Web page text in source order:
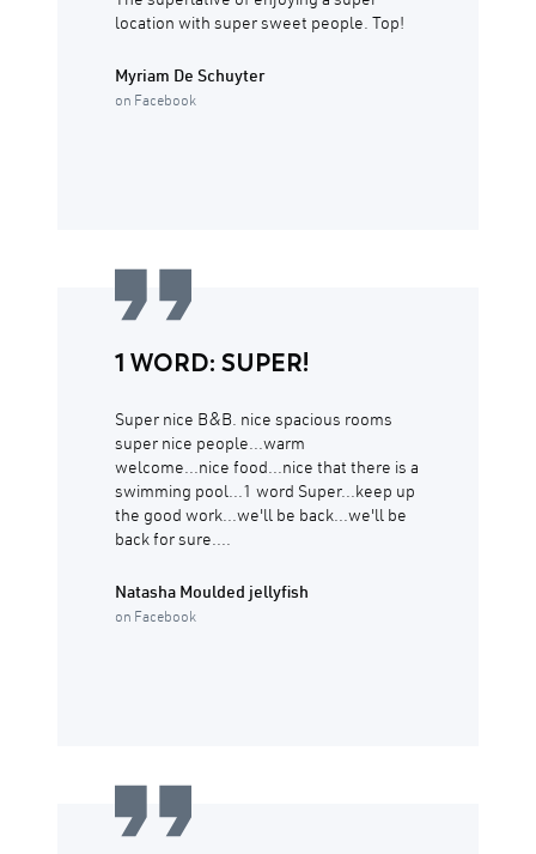
location with super sweet people. Top!
Myriam De Schuyter
on Facebook
1 WORD: SUPER!
Super nice B&B. nice spacious rooms
super nice people...warm
welcome...nice food...nice that there is a
swimming pool...1 word Super...keep up
the good work...we'll be back...we'll be
back for sure....
Natasha Moulded jellyfish
on Facebook